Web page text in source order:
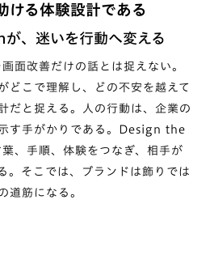
ける体験設計である
、迷いを行動へ変える
面改善だけの話とは捉えない。
どこで理解し、どの不安を越えて
だと捉える。人の行動は、企業の
す手がかりである。Design the
、手順、体験をつなぎ、相手が
。そこでは、ブランドは飾りでは
道筋になる。